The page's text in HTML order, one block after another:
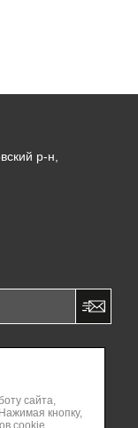
р-н,
персональных
сайта,
кнопку,
cookie